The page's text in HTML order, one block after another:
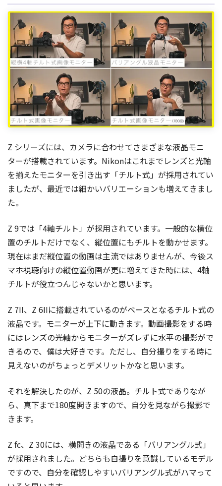
Z シリーズには、カメラに合わせてさまざまな液晶モニ
ターが搭載されています。Nikonはこれまでレンズと光軸
を揃えたモニターを引き出す「チルト式」が採用されてい
ましたが、最近では細かいバリエーションも増えてきまし
た。
Z 9では「4軸チルト」が採用されています。一般的な横位
置のチルトだけでなく、縦位置にもチルトを動かせます。
現在はまだ縦位置の動画は主流ではありませんが、今後ス
マホ視聴向けの縦位置動画が更に増えてきた時には、4軸
チルトが役立つんじゃないかと思います。
Z 7II、Z 6IIに搭載されているのがベースとなるチルト式の
液晶です。モニターが上下に動きます。動画撮影をする時
にはレンズの光軸からモニターがズレずに水平の撮影がで
きるので、僕は大好きです。ただし、自分撮りをする時に
見えないのがちょっとデメリットかなと思います。
それを解決したのが、Z 50の液晶。チルト式でありなが
ら、真下まで180度開きますので、自分を見ながら撮影で
きます。
Z fc、Z 30には、横開きの液晶である「バリアングル式」
が採用されました。どちらも自撮りを意識しているモデル
ですので、自分を確認しやすいバリアングル式がハマって